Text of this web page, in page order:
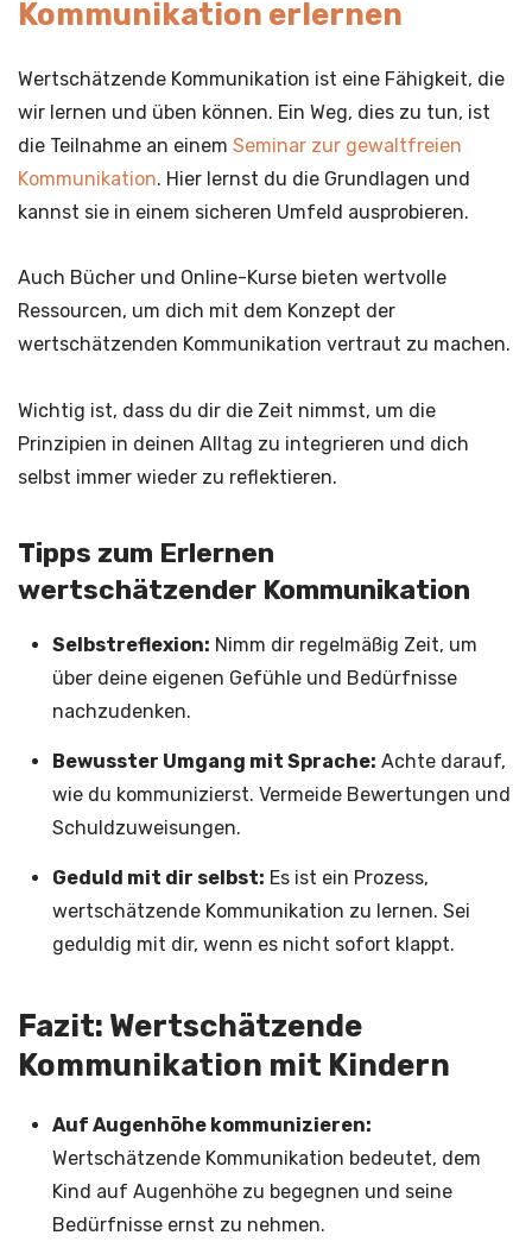
Wertschätzende Kommunikation ist eine Fähigkeit, die
wir lernen und üben können. Ein Weg, dies zu tun, ist
die Teilnahme an einem Seminar zur gewaltfreien
Kommunikation. Hier lernst du die Grundlagen und
kannst sie in einem sicheren Umfeld ausprobieren.
Auch Bücher und Online-Kurse bieten wertvolle
Ressourcen, um dich mit dem Konzept der
wertschätzenden Kommunikation vertraut zu machen.
Wichtig ist, dass du dir die Zeit nimmst, um die
Prinzipien in deinen Alltag zu integrieren und dich
selbst immer wieder zu reflektieren.
Tipps zum Erlernen
wertschätzender Kommunikation
Selbstreflexion: Nimm dir regelmäßig Zeit, um
über deine eigenen Gefühle und Bedürfnisse
nachzudenken.
Bewusster Umgang mit Sprache: Achte darauf,
wie du kommunizierst. Vermeide Bewertungen und
Schuldzuweisungen.
Geduld mit dir selbst: Es ist ein Prozess,
wertschätzende Kommunikation zu lernen. Sei
geduldig mit dir, wenn es nicht sofort klappt.
Fazit: Wertschätzende
Kommunikation mit Kindern
Auf Augenhöhe kommunizieren:
Wertschätzende Kommunikation bedeutet, dem
Kind auf Augenhöhe zu begegnen und seine
Bedürfnisse ernst zu nehmen.